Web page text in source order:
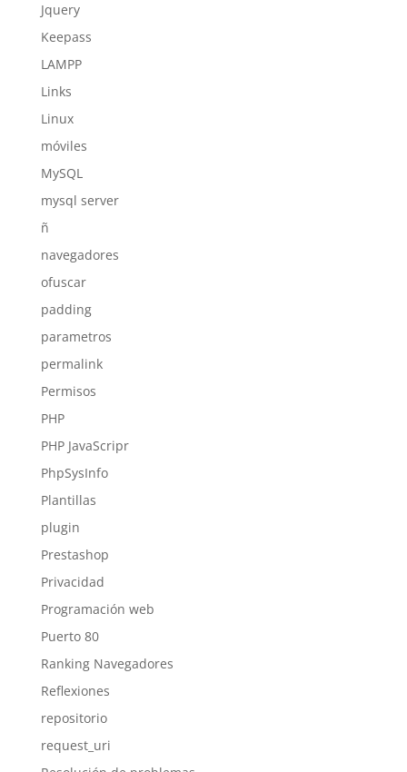
Jquery
Keepass
LAMPP
Links
Linux
móviles
MySQL
mysql server
ñ
navegadores
ofuscar
padding
parametros
permalink
Permisos
PHP
PHP JavaScripr
PhpSysInfo
Plantillas
plugin
Prestashop
Privacidad
Programación web
Puerto 80
Ranking Navegadores
Reflexiones
repositorio
request_uri